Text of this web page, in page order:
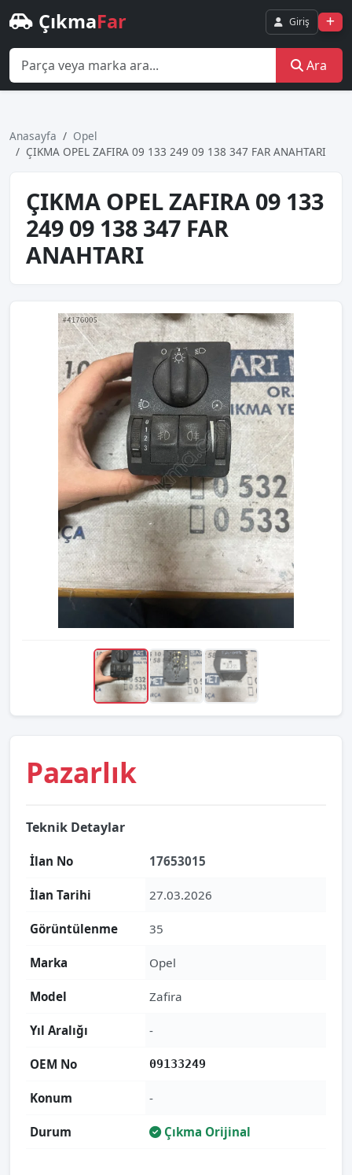
ÇıkmaFar Giriş
Ara
Anasayfa
Opel
ÇIKMA OPEL ZAFIRA 09 133 249 09 138 347 FAR ANAHTARI
ÇIKMA OPEL ZAFIRA 09 133
249 09 138 347 FAR
ANAHTARI
Pazarlık
Teknik Detaylar
İlan No 17653015
İlan Tarihi 27.03.2026
Görüntülenme 35
Marka Opel
Model Zafira
Yıl Aralığı -
OEM No 09133249
Konum -
Durum Çıkma Orijinal